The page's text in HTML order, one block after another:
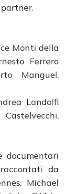
Monti della
Ferrero
Manguel,
Landolfi
documentari
da
Michael